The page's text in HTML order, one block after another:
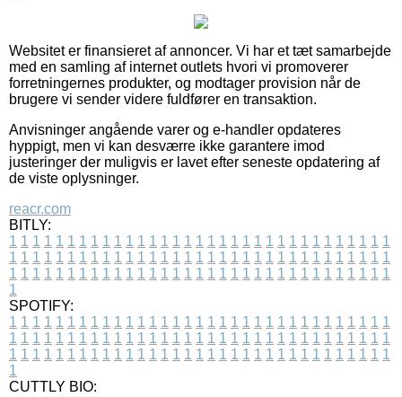
Websitet er finansieret af annoncer. Vi har et tæt samarbejde
med en samling af internet outlets hvori vi promoverer
forretningernes produkter, og modtager provision når de
brugere vi sender videre fuldfører en transaktion.
Anvisninger angående varer og e-handler opdateres
hyppigt, men vi kan desværre ikke garantere imod
justeringer der muligvis er lavet efter seneste opdatering af
de viste oplysninger.
reacr.com
BITLY:
1 1 1 1 1 1 1 1 1 1 1 1 1 1 1 1 1 1 1 1 1 1 1 1 1 1 1 1 1 1 1 1 1
1 1 1 1 1 1 1 1 1 1 1 1 1 1 1 1 1 1 1 1 1 1 1 1 1 1 1 1 1 1 1 1 1
1 1 1 1 1 1 1 1 1 1 1 1 1 1 1 1 1 1 1 1 1 1 1 1 1 1 1 1 1 1 1 1 1
1
SPOTIFY:
1 1 1 1 1 1 1 1 1 1 1 1 1 1 1 1 1 1 1 1 1 1 1 1 1 1 1 1 1 1 1 1 1
1 1 1 1 1 1 1 1 1 1 1 1 1 1 1 1 1 1 1 1 1 1 1 1 1 1 1 1 1 1 1 1 1
1 1 1 1 1 1 1 1 1 1 1 1 1 1 1 1 1 1 1 1 1 1 1 1 1 1 1 1 1 1 1 1 1
1
CUTTLY BIO: